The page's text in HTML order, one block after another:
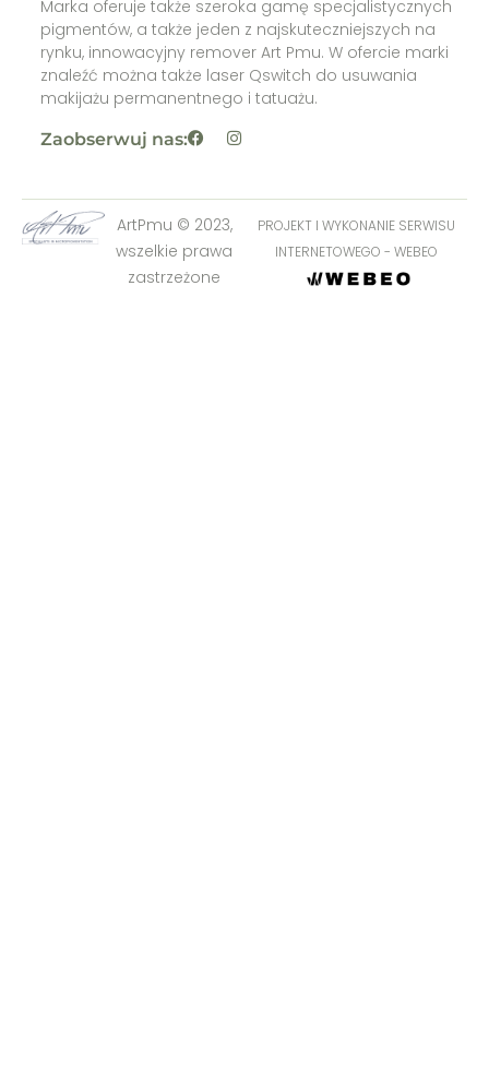
Marka oferuje także szeroka gamę specjalistycznych
pigmentów, a także jeden z najskuteczniejszych na
rynku, innowacyjny remover Art Pmu. W ofercie marki
znaleźć można także laser Qswitch do usuwania
makijażu permanentnego i tatuażu.
Zaobserwuj nas:
ArtPmu © 2023,
wszelkie prawa
zastrzeżone
PROJEKT I WYKONANIE SERWISU
INTERNETOWEGO - WEBEO